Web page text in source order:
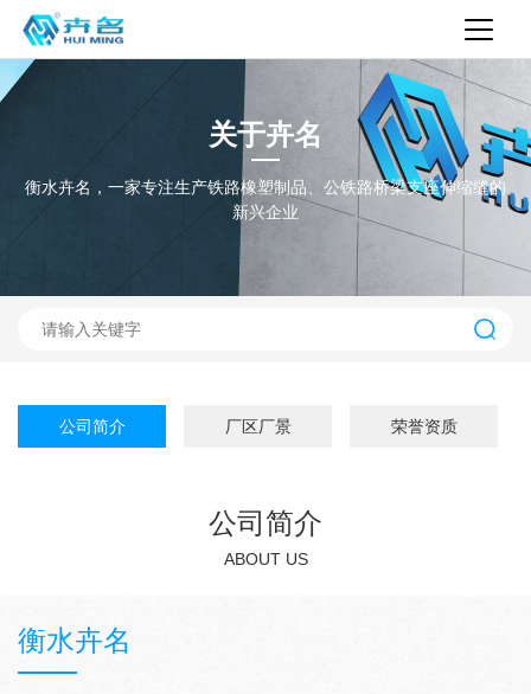
关于卉名
衡水卉名，一家专注生产铁路橡塑制品、公铁路桥梁支座伸缩缝的
新兴企业
公司简介 厂区厂景 荣誉资质
公司简介
ABOUT US
衡水卉名